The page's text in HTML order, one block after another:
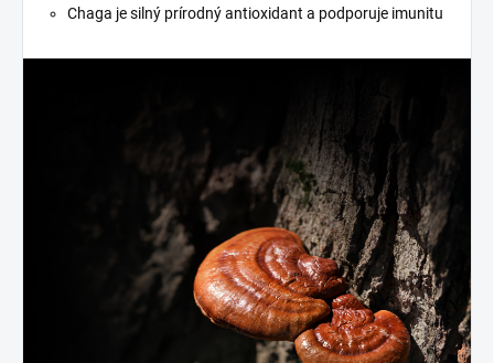
Chaga je silný prírodný antioxidant a podporuje imunitu